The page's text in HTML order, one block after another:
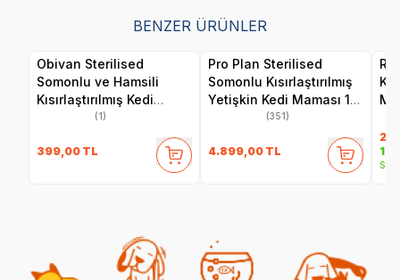
BENZER ÜRÜNLER
Obivan Sterilised
Somonlu ve Hamsili
Kısırlaştırılmış Kedi
Maması 2 kg
(1)
399,00 TL
Pro Plan Sterilised
Somonlu Kısırlaştırılmış
Yetişkin Kedi Maması 10
(351)
4.899,00 TL